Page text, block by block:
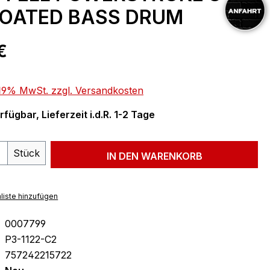
BASS DRUM
MwSt. zzgl. Versandkosten
Lieferzeit i.d.R. 1-2 Tage
Anzahl: Gib den gewünschten Wert
Stück IN DEN WARENKORB
hinzufügen
0007799
P3-1122-C2
757242215722